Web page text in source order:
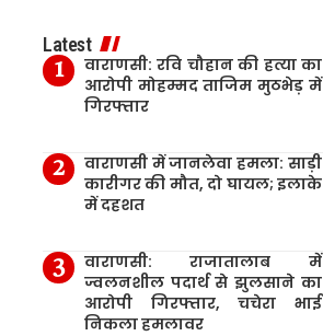
Latest
वाराणसी: रवि चौहान की हत्या का
आरोपी मोहम्मद ताजिम मुठभेड़ में
गिरफ्तार
वाराणसी में जानलेवा हमला: साड़ी
कारीगर की मौत, दो घायल; इलाके
में दहशत
वाराणसी: राजातालाब में
ज्वलनशील पदार्थ से झुलसाने का
आरोपी गिरफ्तार, चचेरा भाई
निकला हमलावर